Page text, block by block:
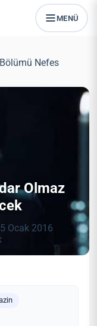
MENÜ
Nefes
Olmaz
Ocak 2016